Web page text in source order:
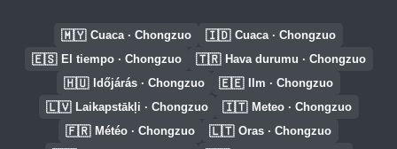
🇲🇾 Cuaca · Chongzuo 🇮🇩 Cuaca · Chongzuo
🇪🇸 El tiempo · Chongzuo 🇹🇷 Hava durumu · Chongzuo
🇭🇺 Időjárás · Chongzuo 🇪🇪 Ilm · Chongzuo
🇱🇻 Laikapstākļi · Chongzuo 🇮🇹 Meteo · Chongzuo
🇫🇷 Météo · Chongzuo 🇱🇹 Oras · Chongzuo